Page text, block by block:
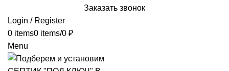
Заказать звонок
Login / Register
0 items0 items/0 ₽
Menu